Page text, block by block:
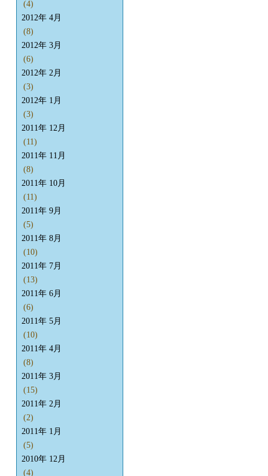
(4)
2012年 4月
(8)
2012年 3月
(6)
2012年 2月
(3)
2012年 1月
(3)
2011年 12月
(11)
2011年 11月
(8)
2011年 10月
(11)
2011年 9月
(5)
2011年 8月
(10)
2011年 7月
(13)
2011年 6月
(6)
2011年 5月
(10)
2011年 4月
(8)
2011年 3月
(15)
2011年 2月
(2)
2011年 1月
(5)
2010年 12月
(4)